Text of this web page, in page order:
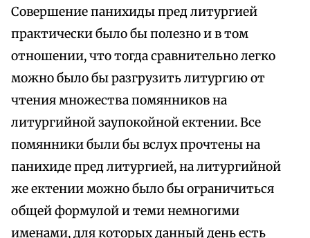
Совершение панихиды пред литургией
практически было бы полезно и в том
отношении, что тогда сравнительно легко
можно было бы разгрузить литургию от
чтения множества помянников на
литургийной заупокойной ектении. Все
помянники были бы вслух прочтены на
панихиде пред литургией, на литургийной
же ектении можно было бы ограничиться
общей формулой и теми немногими
именами, для которых данный день есть